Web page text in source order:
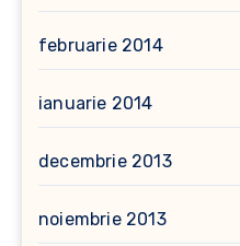
februarie 2014
ianuarie 2014
decembrie 2013
noiembrie 2013